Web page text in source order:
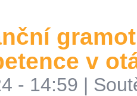
v
- 14:59 |